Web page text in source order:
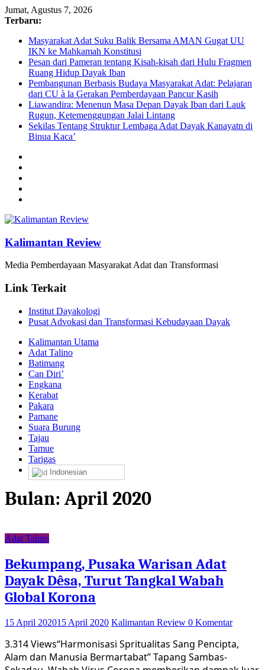
Jumat, Agustus 7, 2026
Terbaru:
Masyarakat Adat Suku Balik Bersama AMAN Gugat UU
IKN ke Mahkamah Konstitusi
Pesan dari Pameran tentang Kisah-kisah dari Hulu Fragmen
Ruang Hidup Dayak Iban
Pembangunan Berbasis Budaya Masyarakat Adat: Pelajaran
dari CU à la Gerakan Pemberdayaan Pancur Kasih
Liawandira: Menenun Masa Depan Dayak Iban dari Lauk
Rugun, Ketemenggungan Jalai Lintang
Sekilas Tentang Struktur Lembaga Adat Dayak Kanayatn di
Binua Kaca’
Kalimantan Review
Media Pemberdayaan Masyarakat Adat dan Transformasi
Link Terkait
Institut Dayakologi
Pusat Advokasi dan Transformasi Kebudayaan Dayak
Kalimantan Utama
Adat Talino
Batimang
Can Diri’
Engkana
Kerabat
Pakara
Pamane
Suara Burung
Tajau
Tamue
Tarigas
Indonesian
Bulan: April 2020
Adat Talino
Bekumpang, Pusaka Warisan Adat
Dayak Dêsa, Turut Tangkal Wabah
Global Korona
15 April 202015 April 2020 Kalimantan Review 0 Komentar
3.314 Views“Harmonisasi Spritualitas Sang Pencipta,
Alam dan Manusia Bermartabat” Tapang Sambas-